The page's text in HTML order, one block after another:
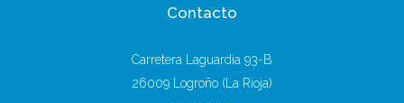
Contacto
Carretera Laguardia 93-B
26009 Logroño (La Rioja)